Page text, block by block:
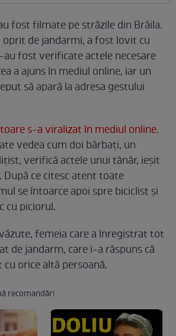
fost filmate pe străzile din Brăila.
oprit de jandarmi, a fost lovit cu
fost verificate actele necesare
a ajuns în mediul online, iar un
să apară la adresa gestului
s-a viralizat în mediul online.
vedea cum doi bărbați, un
verifică actele unui tânăr, ieșit
După ce citesc atent toate
se întoarce apoi spre biciclist și
cu piciorul.
femeia care a înregistrat tot
de jandarm, care i-a răspuns că
orice altă persoană.
recomandări